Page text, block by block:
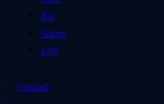
Biz
Game
Life
Contact